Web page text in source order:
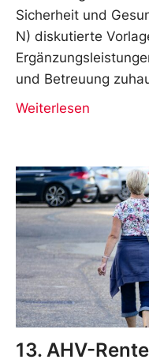
Sicherheit und
N) diskutierte
und Betreuung
Weiterlesen
13. AHV-